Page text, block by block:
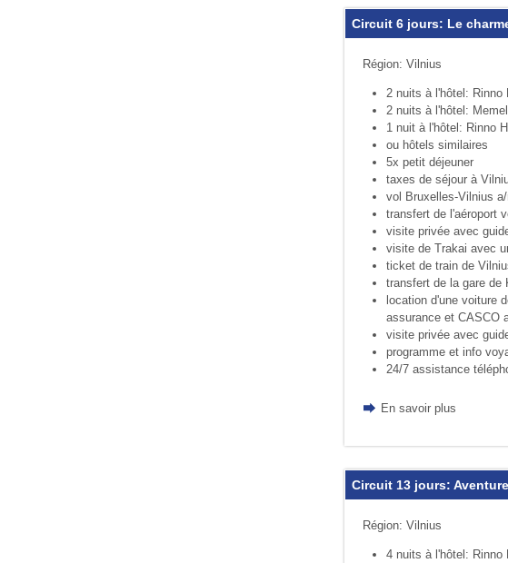
Circuit 6 jours: Le
Région: Vilnius
2 nuits à l'hôtel: Rinno
2 nuits à l'hôtel:
1 nuit à l'hôtel: Rinno
ou hôtels similaires
5x petit déjeuner
taxes de séjour à
vol Bruxelles-Vilnius
transfert de l'aéroport
visite privée avec
visite de Trakai avec
ticket de train de
transfert de la gare de
location d'une voiture
assurance et CASCO
visite privée avec
programme et info
24/7 assistance
En savoir plus
Circuit 13 jours:
Région: Vilnius
4 nuits à l'hôtel: Rinno